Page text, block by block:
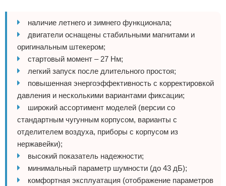
наличие летнего и зимнего функционала;
двигатели оснащены стабильными магнитами и
оригинальным штекером;
стартовый момент – 27 Нм;
легкий запуск после длительного простоя;
повышенная энергоэффективность с корректировкой
давления и несколькими вариантами фиксации;
широкий ассортимент моделей (версии со
стандартным чугунным корпусом, варианты с
отделителем воздуха, приборы с корпусом из
нержавейки);
высокий показатель надежности;
минимальный параметр шумности (до 43 дБ);
комфортная эксплуатация (отображение параметров